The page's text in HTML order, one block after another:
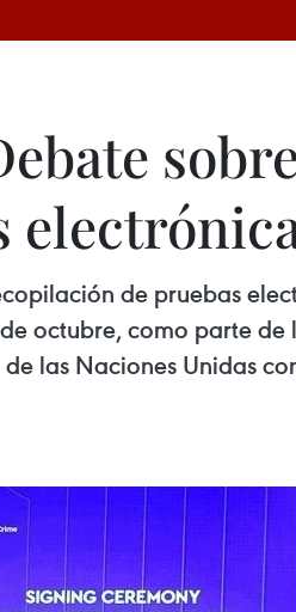
de pruebas
octubre, como parte
las Naciones Unidas